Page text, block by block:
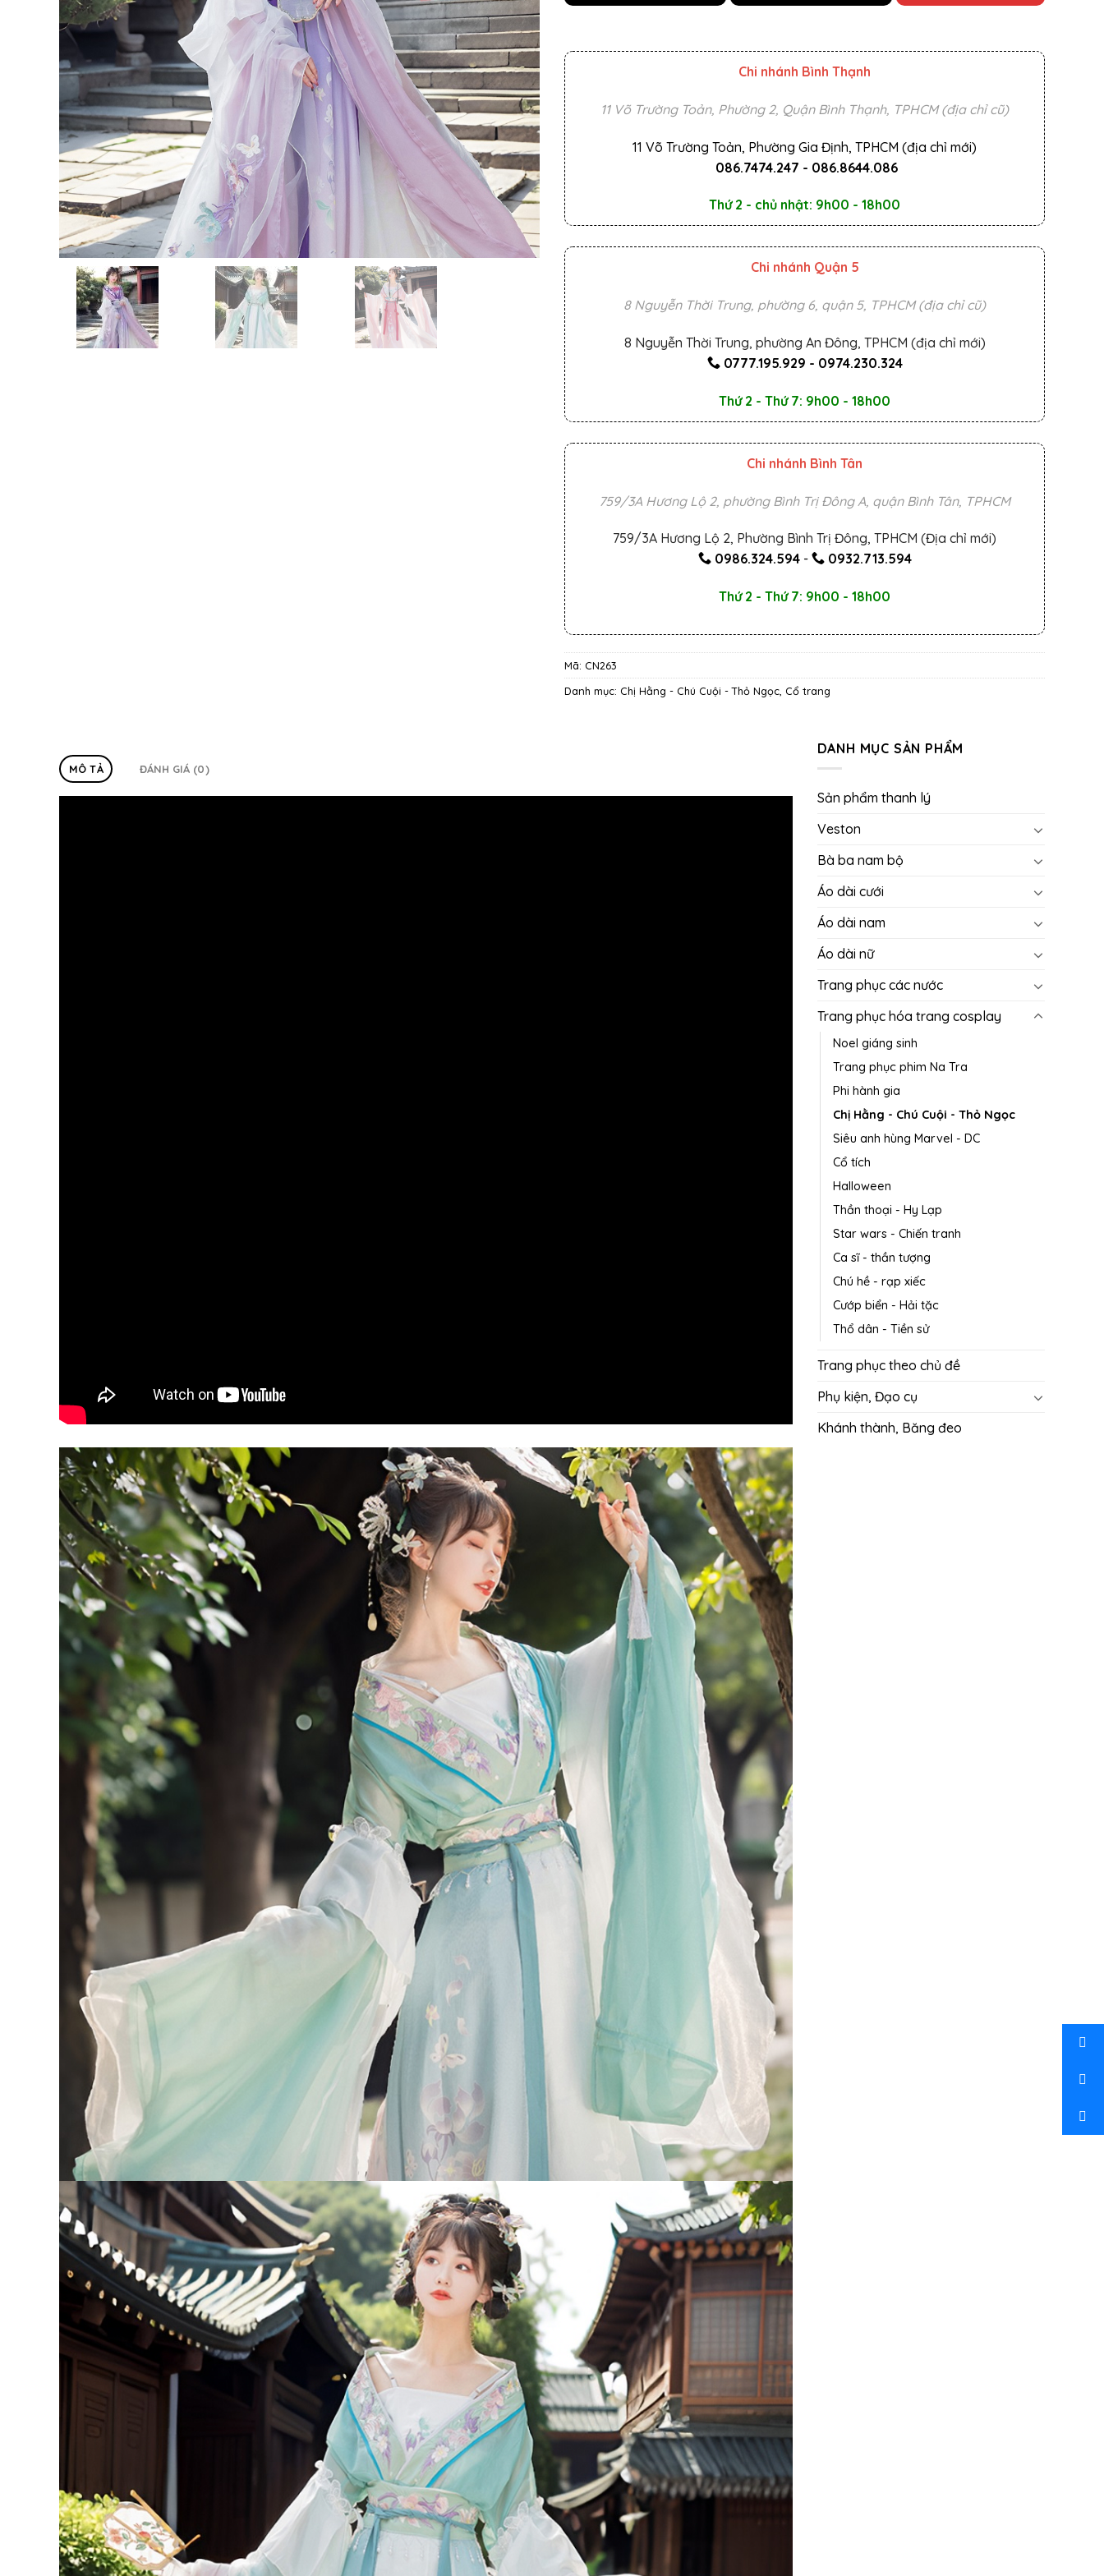
Chi nhánh Bình Thạnh
11 Võ Trường Toản, Phường 2, Quận Bình Thạnh, TPHCM (địa chỉ cũ)
11 Võ Trường Toản, Phường Gia Định, TPHCM (địa chỉ mới)
086.7474.247 - 086.8644.086
Thứ 2 - chủ nhật: 9h00 - 18h00
Chi nhánh Quận 5
8 Nguyễn Thời Trung, phường 6, quận 5, TPHCM (địa chỉ cũ)
8 Nguyễn Thời Trung, phường An Đông, TPHCM (địa chỉ mới)
0777.195.929 - 0974.230.324
Thứ 2 - Thứ 7: 9h00 - 18h00
Chi nhánh Bình Tân
759/3A Hương Lộ 2, phường Bình Trị Đông A, quận Bình Tân, TPHCM
759/3A Hương Lộ 2, Phường Bình Trị Đông, TPHCM (Địa chỉ mới)
0986.324.594- 0932.713.594
Thứ 2 - Thứ 7: 9h00 - 18h00
Mã: CN263
Danh mục: Chị Hằng - Chú Cuội - Thỏ Ngọc Cổ trang
MÔ TẢ ĐÁNH GIÁ (0)
DANH MỤC SẢN PHẨM
Sản phẩm thanh lý
Veston
Bà ba nam bộ
Áo dài cưới
Áo dài nam
Áo dài nữ
Trang phục các nước
Trang phục hóa trang cosplay
Noel giáng sinh
Trang phục phim Na Tra
Phi hành gia
Chị Hằng - Chú Cuội - Thỏ Ngọc
Siêu anh hùng Marvel - DC
Cổ tích
Halloween
Thần thoại - Hy Lạp
Star wars - Chiến tranh
Ca sĩ - thần tượng
Chú hề - rạp xiếc
Cướp biển - Hải tặc
Thổ dân - Tiền sử
Trang phục theo chủ đề
Phụ kiện, Đạo cụ
Khánh thành, Băng đeo